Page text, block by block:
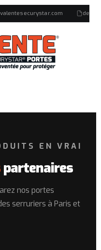
EN VRAI
partenaires
nos portes
serruriers à Paris et